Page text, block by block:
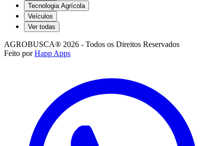
Tecnologia Agrícola
Veículos
Ver todas
AGROBUSCA® 2026 - Todos os Direitos Reservados
Feito por Happ Apps